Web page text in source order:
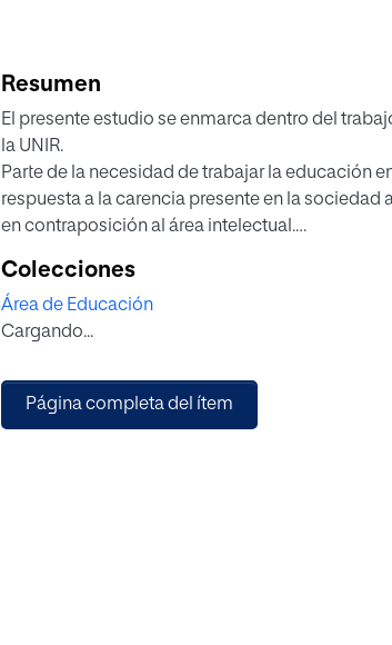
Resumen
El presente estudio se enmarca dentro del
la UNIR.
Parte de la necesidad de trabajar la educación
respuesta a la carencia presente en la
en contraposición al área intelectual.
intervención y su posterior análisis para la
Posteriormente se propone una programación
ciclo de educación infantil en la que se
Finalmente se concluye mediante el
emocional a través del juego simbólico por su
Colecciones
Área de Educación
Cargando...
Página completa del ítem